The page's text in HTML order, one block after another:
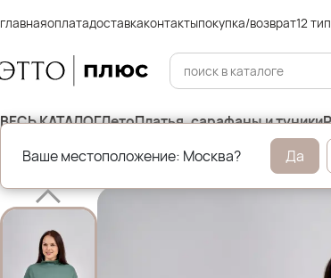
главнаяоплатадоставкаконтактыпокупка/возврат12
ВЕСЬ КАТАЛОГЛетоПлатья, сарафаны и туники
Главная Платья, сарафаны и туники
Ваше местоположение: Москва? Да